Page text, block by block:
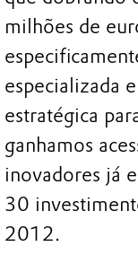
milhões de
especializada
estratégica
ganhamos
inovadores já
30
2012.